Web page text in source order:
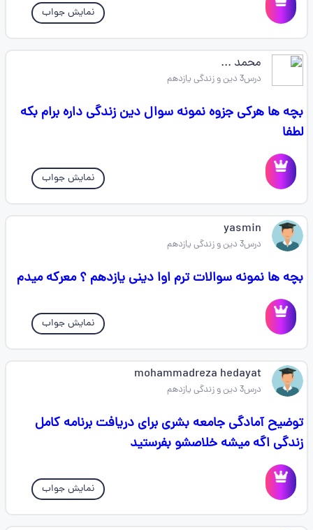
نمایش جواب
محمد ...
درس3 دین و زندگی یازدهم
بچه ها هرکی جزوه نمونه سوال دین زندگی داره برام بکه
لطفا
نمایش جواب
yasmin
درس3 دین و زندگی یازدهم
بچه ها نمونه سوالات ترم اوا دینی یازدهم ؟ معرکه میدم
نمایش جواب
mohammadreza hedayat
درس3 دین و زندگی یازدهم
توضیح آمادگی جامعه بشری برای دریافت برنامه کامل
زندگی اگه میشه خلاصشو بفرستید
نمایش جواب